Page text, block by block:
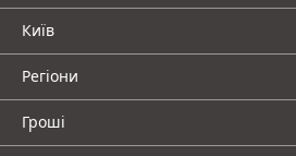
Київ
Регіони
Гроші